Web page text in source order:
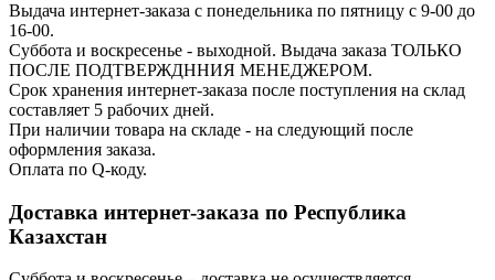
Выдача интернет-заказа с понедельника по пятницу с 9-00 до
16-00.
Суббота и воскресенье - выходной. Выдача заказа ТОЛЬКО
ПОСЛЕ ПОДТВЕРЖДННИЯ МЕНЕДЖЕРОМ.
Срок хранения интернет-заказа после поступления на склад
составляет 5 рабочих дней.
При наличии товара на складе - на следующий после
оформления заказа.
Оплата по Q-коду.
Доставка интернет-заказа по Республика
Казахстан